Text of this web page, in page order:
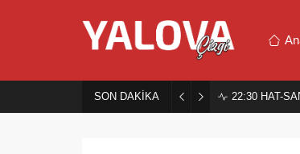
SON DAKİKA 22:30 HAT-